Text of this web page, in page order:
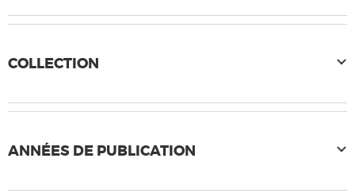
COLLECTION
ANNÉES DE PUBLICATION